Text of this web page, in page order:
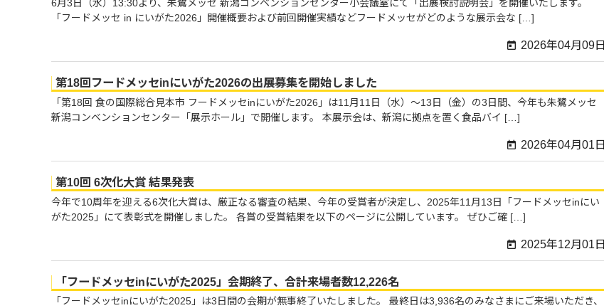
6月3日（水）13:30より、朱鷺メッセ 新潟コンベンションセンター小会議室にて「出展検討説明会」を開催いたします。
「フードメッセ in にいがた2026」開催概要および前回開催実績などフードメッセがどのような展示会な […]
2026年04月09日
第18回フードメッセinにいがた2026の出展募集を開始しました
「第18回 食の国際総合見本市 フードメッセinにいがた2026」は11月11日（水）～13日（金）の3日間、今年も朱鷺メッセ
新潟コンベンションセンター「展示ホール」で開催します。 本展示会は、新潟に拠点を置く食品バイ […]
2026年04月01日
第10回 6次化大賞 結果発表
今年で10周年を迎える6次化大賞は、厳正なる審査の結果、今年の受賞者が決定し、2025年11月13日「フードメッセinにい
がた2025」にて表彰式を開催しました。 各賞の受賞結果を以下のページに公開しています。 ぜひご確 […]
2025年12月01日
「フードメッセinにいがた2025」会期終了、合計来場者数12,226名
「フードメッセinにいがた2025」は3日間の会期が無事終了いたしました。 最終日は3,936名のみなさまにご来場いただき、